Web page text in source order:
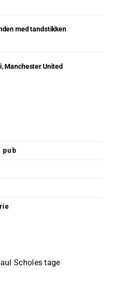
med tandstikken
Manchester United
pub
Scholes tage